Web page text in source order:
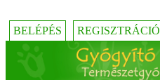
BELÉPÉS REGISZTRÁCIÓ